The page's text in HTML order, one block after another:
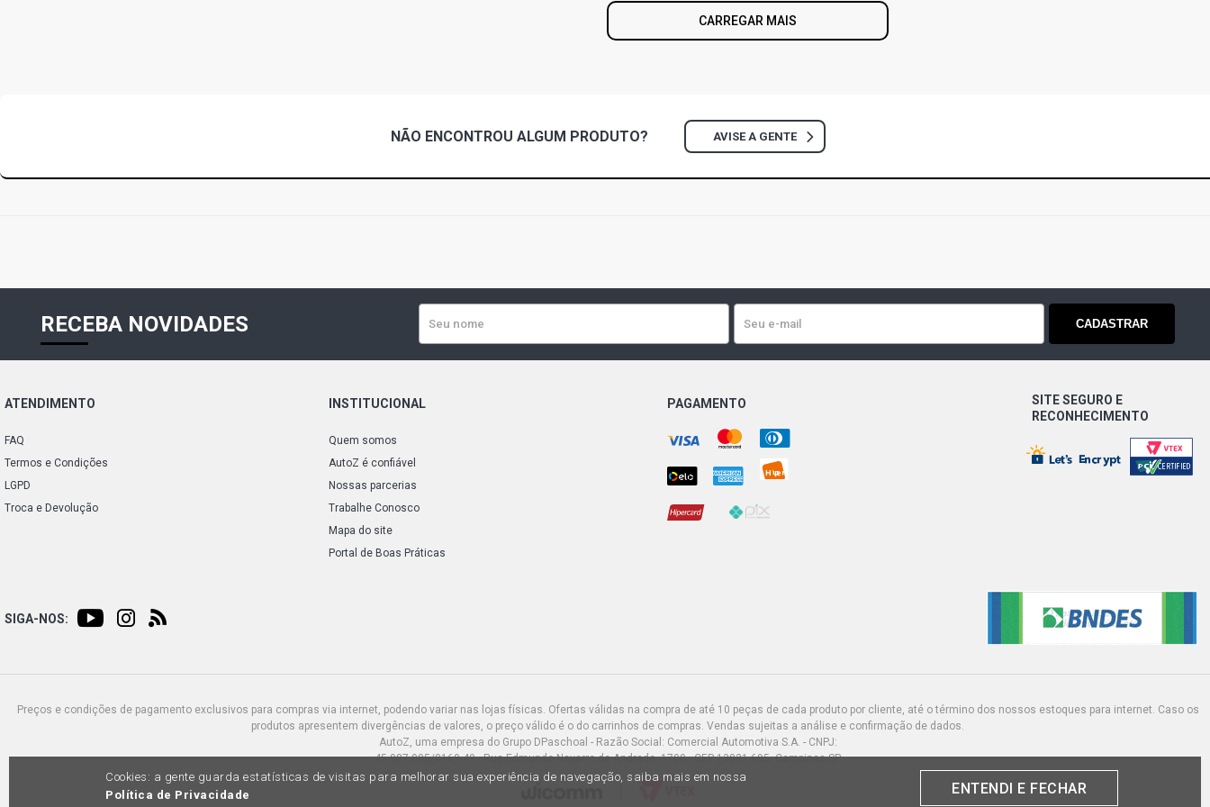
CARREGAR MAIS
NÃO ENCONTROU ALGUM PRODUTO? AVISE A GENTE
RECEBA NOVIDADES CADASTRAR
ATENDIMENTO
FAQ
Termos e Condições
LGPD
Troca e Devolução
INSTITUCIONAL
Quem somos
AutoZ é confiável
Nossas parcerias
Trabalhe Conosco
Mapa do site
Portal de Boas Práticas
PAGAMENTO
SITE SEGURO E
RECONHECIMENTO
SIGA-NOS:
Preços e condições de pagamento exclusivos para compras via internet, podendo variar nas lojas físicas. Ofertas válidas na compra de até 10 peças de cada produto por cliente, até o término dos nossos estoques para internet. Caso os
produtos apresentem divergências de valores, o preço válido é o do carrinhos de compras. Vendas sujeitas a análise e confirmação de dados.
AutoZ, uma empresa do Grupo DPaschoal - Razão Social: Comercial Automotiva S.A. - CNPJ:
45.987.005/0169-49 - Rua Edmundo Navarro de Andrade, 1700 - CEP 13031-695, Campinas-SP
Cookies: a gente guarda estatísticas de visitas para melhorar sua experiência de navegação, saiba mais em nossa
Política de Privacidade
ENTENDI E FECHAR